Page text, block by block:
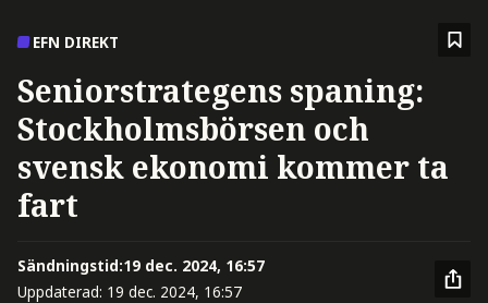
EFN DIREKT
Seniorstrategens spaning:
Stockholmsbörsen och
svensk ekonomi kommer ta
fart
Sändningstid:19 dec. 2024, 16:57
Uppdaterad: 19 dec. 2024, 16:57